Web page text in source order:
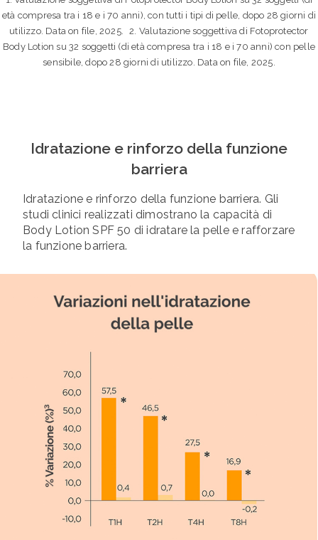
età compresa tra i 18 e i 70 anni), con tutti i tipi di pelle, dopo 28 giorni di
utilizzo. Data on file, 2025. 2. Valutazione soggettiva di Fotoprotector
Body Lotion su 32 soggetti (di età compresa tra i 18 e i 70 anni) con pelle
sensibile, dopo 28 giorni di utilizzo. Data on file, 2025.
Idratazione e rinforzo della funzione
barriera
Idratazione e rinforzo della funzione barriera. Gli
studi clinici realizzati dimostrano la capacità di
Body Lotion SPF 50 di idratare la pelle e rafforzare
la funzione barriera.